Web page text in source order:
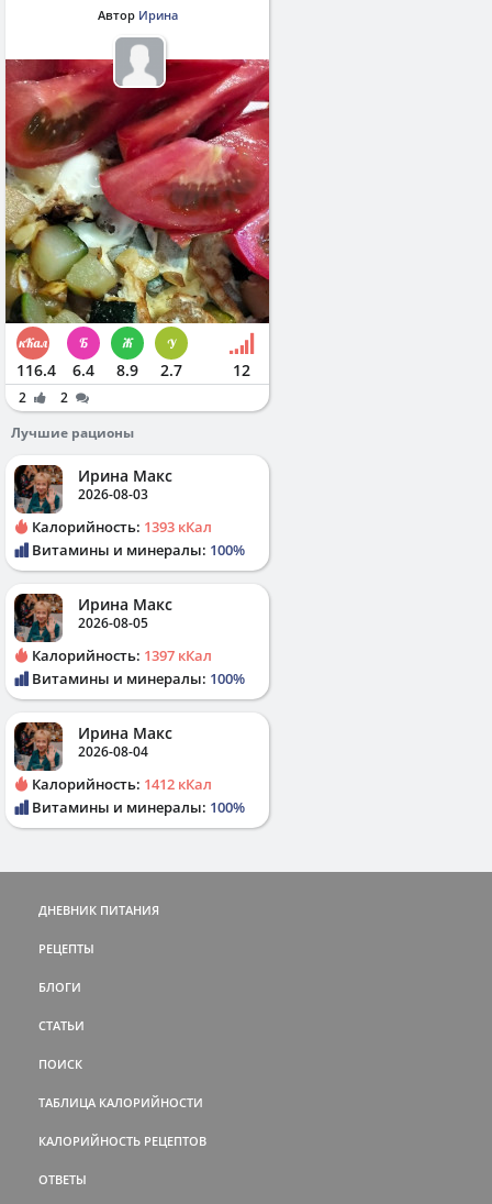
Автор Ирина
116.4 6.4 8.9 2.7 12
2
2
Лучшие рационы
Ирина Макс
2026-08-03
Калорийность: 1393 кКал
Витамины и минералы: 100%
Ирина Макс
2026-08-05
Калорийность: 1397 кКал
Витамины и минералы: 100%
Ирина Макс
2026-08-04
Калорийность: 1412 кКал
Витамины и минералы: 100%
ДНЕВНИК ПИТАНИЯ
РЕЦЕПТЫ
БЛОГИ
СТАТЬИ
ПОИСК
ТАБЛИЦА КАЛОРИЙНОСТИ
КАЛОРИЙНОСТЬ РЕЦЕПТОВ
ОТВЕТЫ